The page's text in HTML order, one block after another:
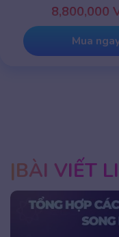
1,716,000
Nhập mãVNINF26giảm
thanh toán
BÀI VIẾT